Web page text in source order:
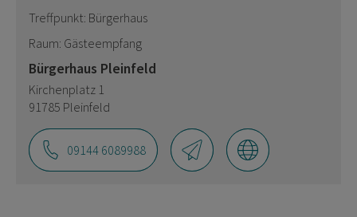
Treffpunkt: Bürgerhaus
Raum: Gästeempfang
Bürgerhaus Pleinfeld
Kirchenplatz 1
91785 Pleinfeld
09144 6089988